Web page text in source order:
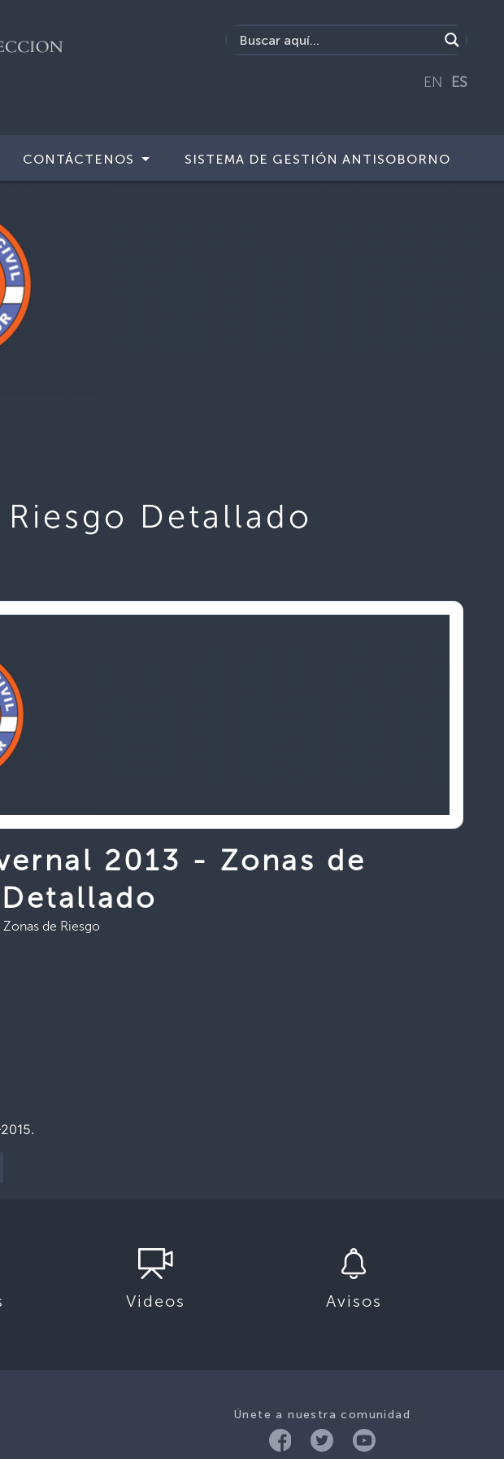
EN ES
CONTÁCTENOS SISTEMA DE GESTIÓN ANTISOBORNO
Detallado
2013 - Zonas de
de Riesgo
Videos Avisos
Únete a nuestra comunidad